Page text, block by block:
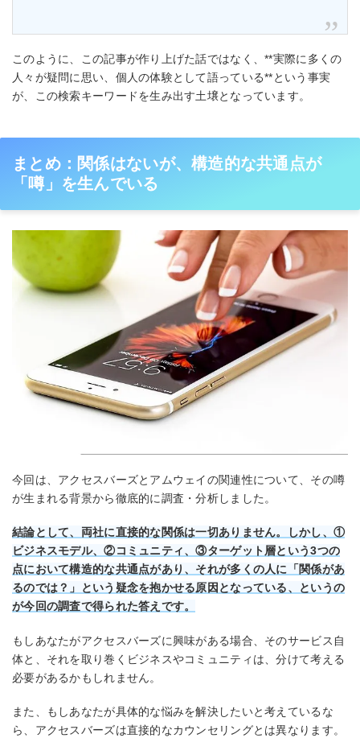
このように、この記事が作り上げた話ではなく、**実際に多くの
人々が疑問に思い、個人の体験として語っている**という事実
が、この検索キーワードを生み出す土壌となっています。
まとめ：関係はないが、構造的な共通点が
「噂」を生んでいる
今回は、アクセスバーズとアムウェイの関連性について、その噂
が生まれる背景から徹底的に調査・分析しました。
結論として、両社に直接的な関係は一切ありません。
しかし、①
ビジネスモデル、②コミュニティ、③ターゲット層という3つの
点において構造的な共通点があり、それが多くの人に「関係があ
るのでは？」という疑念を抱かせる原因となっている、というの
が今回の調査で得られた答えです。
もしあなたがアクセスバーズに興味がある場合、そのサービス自
体と、それを取り巻くビジネスやコミュニティは、分けて考える
必要があるかもしれません。
また、もしあなたが具体的な悩みを解決したいと考えているな
ら、アクセスバーズは直接的なカウンセリングとは異なります。